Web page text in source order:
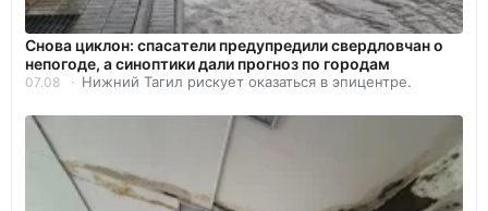
Снова циклон: спасатели предупредили свердловчан о
непогоде, а синоптики дали прогноз по городам
07.08 Нижний Тагил рискует оказаться в эпицентре.